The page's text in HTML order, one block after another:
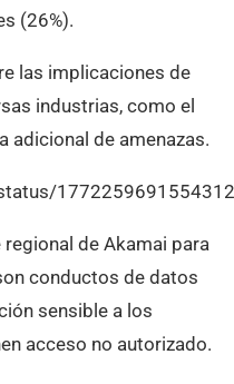
(26%).
las implicaciones de
industrias, como el
adicional de amenazas.
regional de Akamai para
conductos de datos
sensible a los
acceso no autorizado.